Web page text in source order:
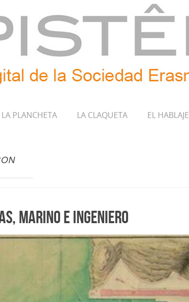
LA PLANCHETA LA CLAQUETA EL HABLAJE
marino e ingeniero